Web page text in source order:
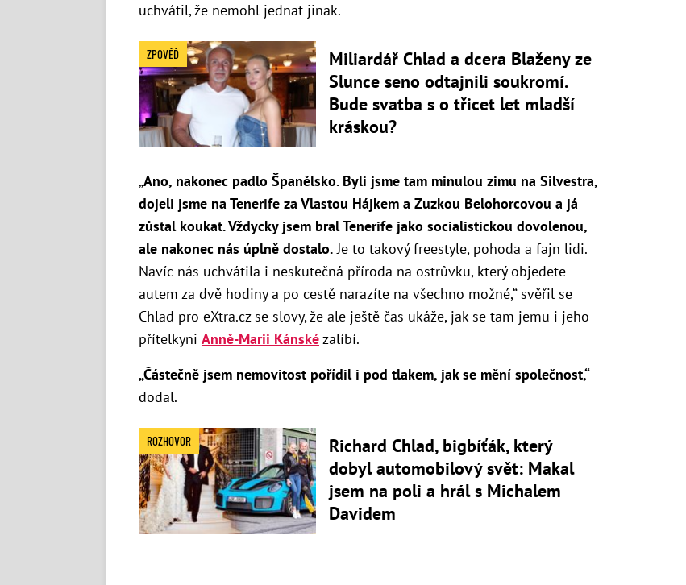
uchvátil, že nemohl jednat jinak.
ZPOVĚĎ
Miliardář Chlad a dcera Blaženy ze
Slunce seno odtajnili soukromí.
Bude svatba s o třicet let mladší
kráskou?
„Ano, nakonec padlo Španělsko. Byli jsme tam minulou zimu na Silvestra,
dojeli jsme na Tenerife za Vlastou Hájkem a Zuzkou Belohorcovou a já
zůstal koukat.Vždycky jsem bral Tenerife jako socialistickou dovolenou,
ale nakonec nás úplně dostalo.Je to takový freestyle, pohoda a fajn lidi.
Navíc nás uchvátila i neskutečná příroda na ostrůvku, který objedete
autem za dvě hodiny a po cestě narazíte na všechno možné,“ svěřil se
Chlad pro eXtra.cz se slovy, že ale ještě čas ukáže, jak se tam jemu i jeho
přítelkyni Anně-Marii Kánskézalíbí.
„Částečně jsem nemovitost pořídil i pod tlakem, jak se mění společnost,“
dodal.
ROZHOVOR
Richard Chlad, bigbíťák, který
dobyl automobilový svět: Makal
jsem na poli a hrál s Michalem
Davidem